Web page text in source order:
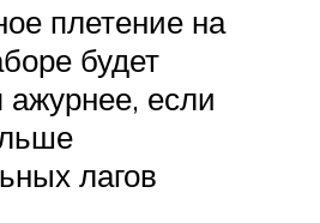
плетение на
будет
ажурнее, если
лагов